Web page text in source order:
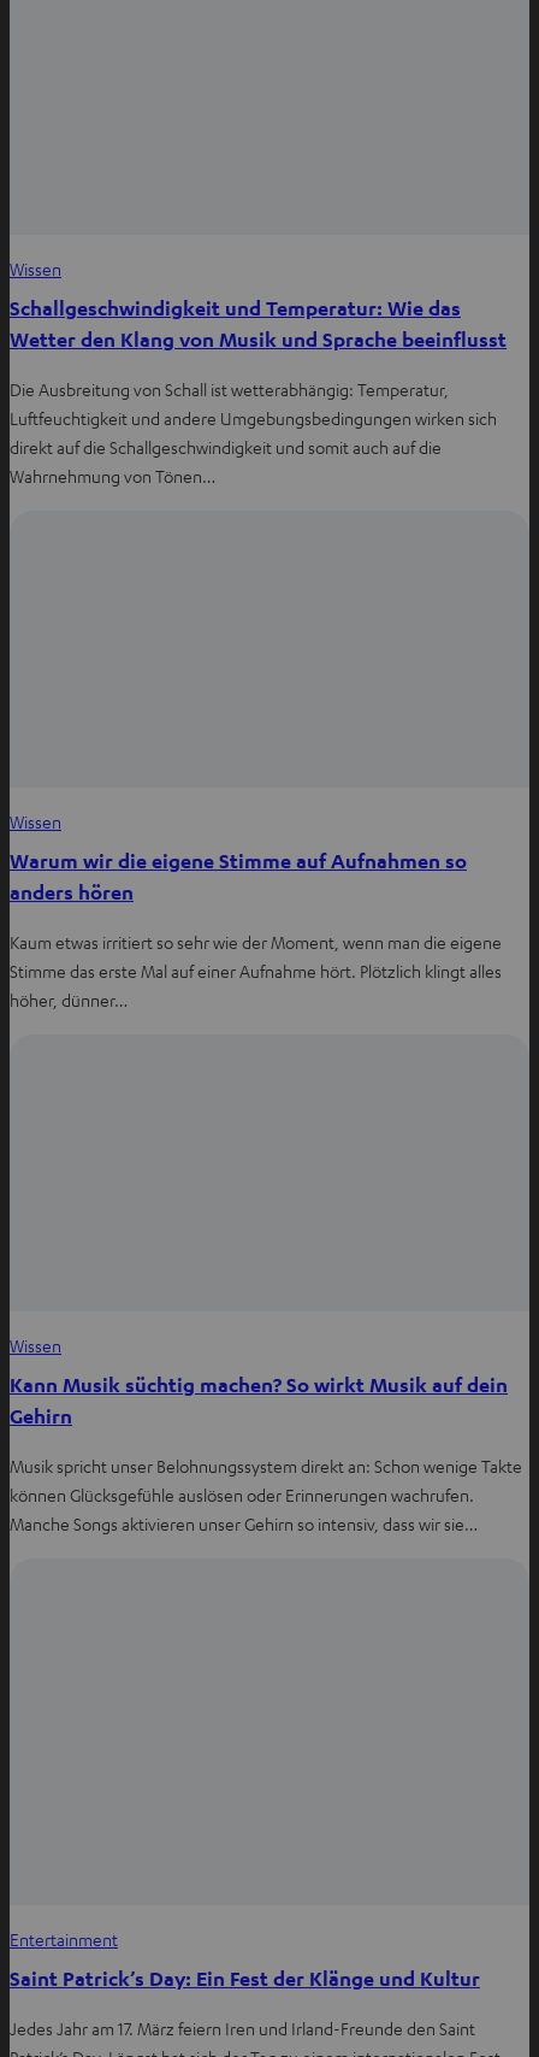
Wissen
Schallgeschwindigkeit und Temperatur: Wie das
Wetter den Klang von Musik und Sprache beeinflusst
Die Ausbreitung von Schall ist wetterabhängig: Temperatur,
Luftfeuchtigkeit und andere Umgebungsbedingungen wirken sich
direkt auf die Schallgeschwindigkeit und somit auch auf die
Wahrnehmung von Tönen…
Wissen
Warum wir die eigene Stimme auf Aufnahmen so
anders hören
Kaum etwas irritiert so sehr wie der Moment, wenn man die eigene
Stimme das erste Mal auf einer Aufnahme hört. Plötzlich klingt alles
höher, dünner…
Wissen
Kann Musik süchtig machen? So wirkt Musik auf dein
Gehirn
Musik spricht unser Belohnungssystem direkt an: Schon wenige Takte
können Glücksgefühle auslösen oder Erinnerungen wachrufen.
Manche Songs aktivieren unser Gehirn so intensiv, dass wir sie…
Entertainment
Saint Patrick’s Day: Ein Fest der Klänge und Kultur
Jedes Jahr am 17. März feiern Iren und Irland-Freunde den Saint